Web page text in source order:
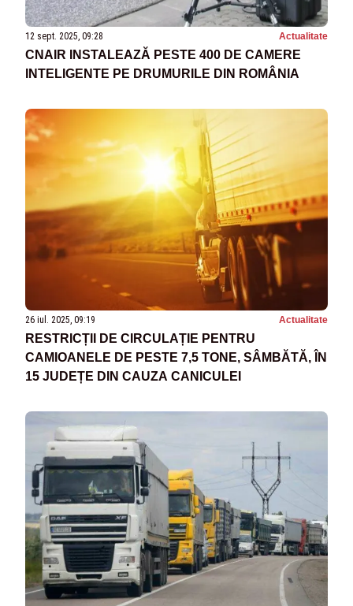
12 sept. 2025, 09:28 Actualitate
CNAIR INSTALEAZĂ PESTE 400 DE CAMERE
INTELIGENTE PE DRUMURILE DIN ROMÂNIA
26 iul. 2025, 09:19 Actualitate
RESTRICȚII DE CIRCULAȚIE PENTRU
CAMIOANELE DE PESTE 7,5 TONE, SÂMBĂTĂ, ÎN
15 JUDEȚE DIN CAUZA CANICULEI